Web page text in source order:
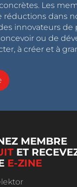
Les
réductions dans
innovateurs de
ou de
à créer et à
MEMBRE
ET
E-ZINE